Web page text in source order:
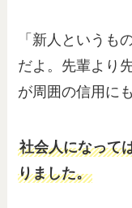
「新人というも
だよ。先輩より
が周囲の信用に
社会人になって
りました。